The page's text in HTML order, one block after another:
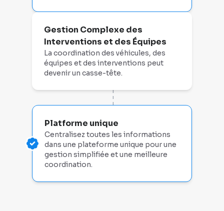
Gestion Complexe des
Interventions et des Équipes
La coordination des véhicules, des
équipes et des interventions peut
devenir un casse-tête.
- - - - -
Platforme unique
Centralisez toutes les informations
dans une plateforme unique pour une
gestion simplifiée et une meilleure
coordination.